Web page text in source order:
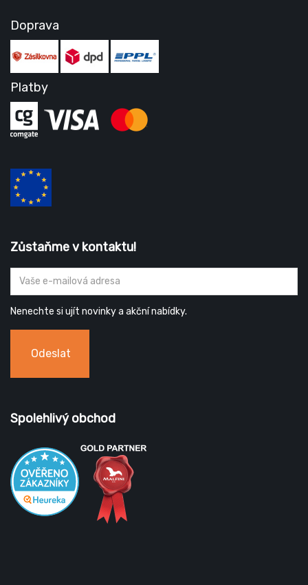
Doprava
Platby
Zůstaňme v kontaktu!
Nenechte si ujít novinky a akční nabídky.
Odeslat
Spolehlivý obchod